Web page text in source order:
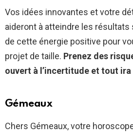
Vos idées innovantes et votre
aideront à atteindre les
de cette énergie positive pour
projet de taille. Prenez des
ouvert à l’incertitude et tout ira
Gémeaux
Chers Gémeaux, votre